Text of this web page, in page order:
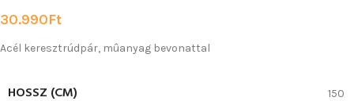
30.990Ft
Acél keresztrúdpár, mûanyag bevonattal
HOSSZ (CM) 150